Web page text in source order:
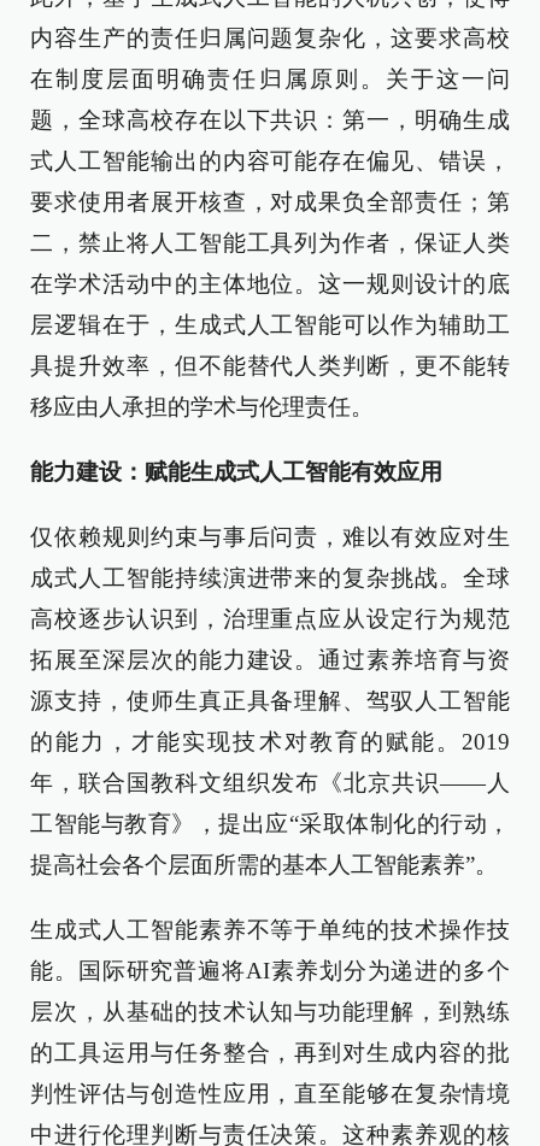
内容生产的责任归属问题复杂化，这要求高校
在制度层面明确责任归属原则。关于这一问
题，全球高校存在以下共识：第一，明确生成
式人工智能输出的内容可能存在偏见、错误，
要求使用者展开核查，对成果负全部责任；第
二，禁止将人工智能工具列为作者，保证人类
在学术活动中的主体地位。这一规则设计的底
层逻辑在于，生成式人工智能可以作为辅助工
具提升效率，但不能替代人类判断，更不能转
移应由人承担的学术与伦理责任。
能力建设：赋能生成式人工智能有效应用
仅依赖规则约束与事后问责，难以有效应对生
成式人工智能持续演进带来的复杂挑战。全球
高校逐步认识到，治理重点应从设定行为规范
拓展至深层次的能力建设。通过素养培育与资
源支持，使师生真正具备理解、驾驭人工智能
的能力，才能实现技术对教育的赋能。2019
年，联合国教科文组织发布《北京共识——人
工智能与教育》，提出应“采取体制化的行动，
提高社会各个层面所需的基本人工智能素养”。
生成式人工智能素养不等于单纯的技术操作技
能。国际研究普遍将AI素养划分为递进的多个
层次，从基础的技术认知与功能理解，到熟练
的工具运用与任务整合，再到对生成内容的批
判性评估与创造性应用，直至能够在复杂情境
中进行伦理判断与责任决策。这种素养观的核